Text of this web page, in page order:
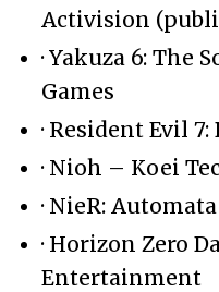
Activision
· Yakuza 6: The
Games
· Resident Evil
· Nioh – Koei
· NieR:
· Horizon Zero
Entertainment